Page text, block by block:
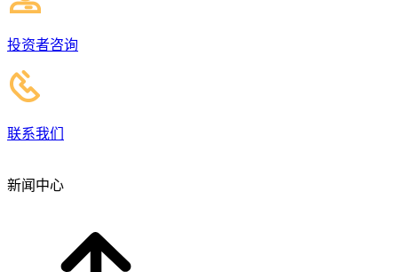
投资者咨询
联系我们
新闻中心